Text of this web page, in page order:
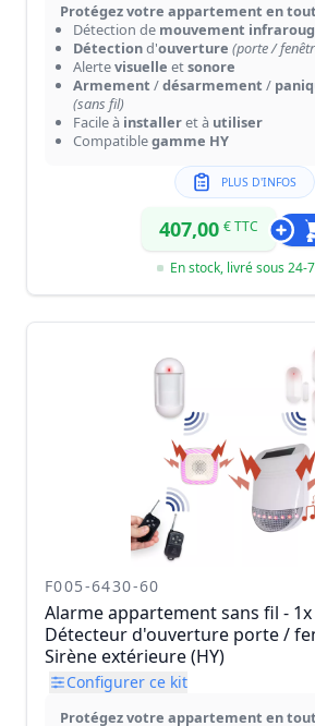
Protégez votre appartement en
Détection de mouvement
Détectiond'ouverture (porte /
Alertevisuelle etsonore
Armement /désarmement /
(sans fil)
Facile à installeret à utiliser
Compatiblegamme HY
PLUS D'INFOS
407,00 € TTC
En stock, livré sous 24-
F005-6430-60
Alarme appartement sans fil - 1x
Détecteur d'ouverture porte /
Sirène extérieure (HY)
Configurer ce kit
Protégez votre appartement en